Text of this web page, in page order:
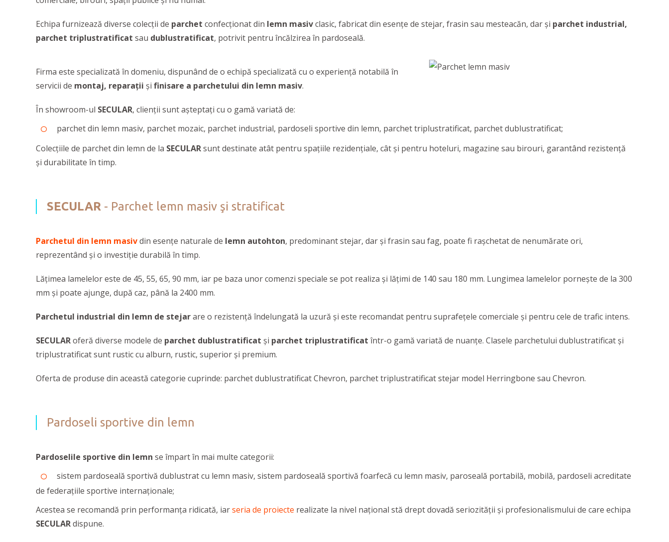
Echipa furnizează diverse colecţii de parchet confecţionat din lemn masivclasic, fabricat din esenţe de stejar, frasin sau mesteacăn, dar şi parchet industrial,
parchet triplustratificat sau dublustratificat, potrivit pentru încălzirea în pardoseală.
Firma este specializată în domeniu, dispunând de o echipă specializată cu o experiență notabilă în
servicii de montaj, reparaţii și finisare a parchetului din lemn masiv.
În showroom-ul SECULAR, clienții sunt așteptați cu o gamă variată de:
parchet din lemn masiv, parchet mozaic, parchet industrial, pardoseli sportive din lemn, parchet triplustratificat, parchet dublustratificat;
Colecțiile de parchet din lemn de la SECULARsunt destinate atât pentru spațiile rezidențiale, cât și pentru hoteluri, magazine sau birouri, garantând rezistență
și durabilitate în timp.
SECULAR - Parchet lemn masiv şi stratificat
Parchetul din lemn masivdin esențe naturale de lemn autohton, predominant stejar, dar și frasin sau fag, poate fi rașchetat de nenumărate ori,
reprezentând și o investiție durabilă în timp.
Lățimea lamelelor este de 45, 55, 65, 90 mm, iar pe baza unor comenzi speciale se pot realiza și lățimi de 140 sau 180 mm. Lungimea lamelelor pornește de la 300
mm și poate ajunge, după caz, până la 2400 mm.
Parchetul industrial din lemn de stejarare o rezistență îndelungată la uzură și este recomandat pentru suprafețele comerciale și pentru cele de trafic intens.
SECULARoferă diverse modele de parchet dublustratificat și parchet triplustratificat într-o gamă variată de nuanțe. Clasele parchetului dublustratificat și
triplustratificat sunt rustic cu alburn, rustic, superior şi premium.
Oferta de produse din această categorie cuprinde: parchet dublustratificat Chevron, parchet triplustratificat stejar model Herringbone sau Chevron.
Pardoseli sportive din lemn
Pardoselile sportive din lemn se împart în mai multe categorii:
sistem pardoseală sportivă dublustrat cu lemn masiv, sistem pardoseală sportivă foarfecă cu lemn masiv, paroseală portabilă, mobilă, pardoseli acreditate
de federaţiile sportive internaţionale;
Acestea se recomandă prin performanța ridicată, iarseria de proiecte realizate la nivel național stă drept dovadă seriozităţii şi profesionalismului de care echipa
SECULARdispune.